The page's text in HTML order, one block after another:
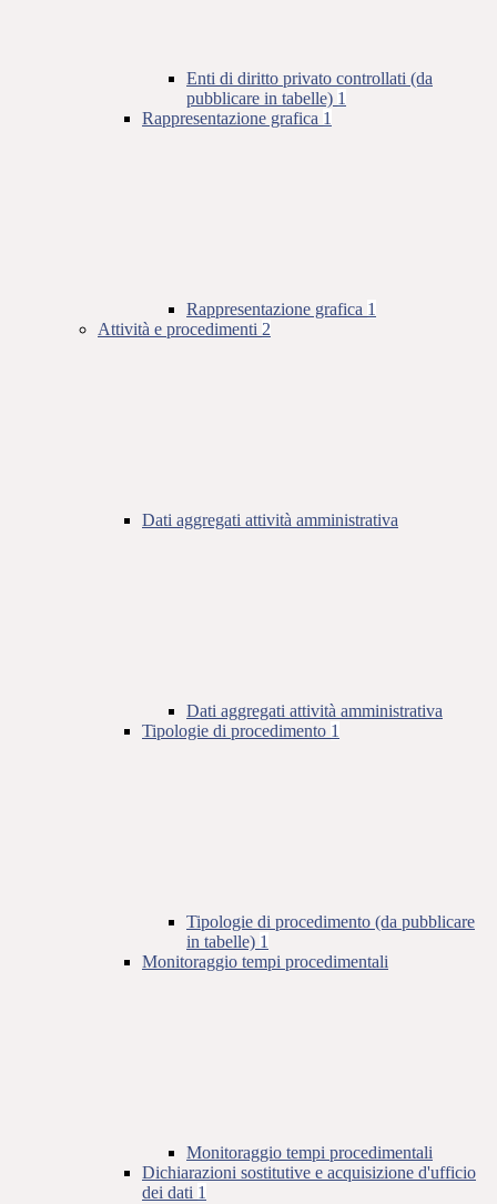
Enti di diritto privato controllati (da
pubblicare in tabelle) 1
Rappresentazione grafica 1
Rappresentazione grafica 1
Attività e procedimenti 2
Dati aggregati attività amministrativa
Dati aggregati attività amministrativa
Tipologie di procedimento 1
Tipologie di procedimento (da pubblicare
in tabelle) 1
Monitoraggio tempi procedimentali
Monitoraggio tempi procedimentali
Dichiarazioni sostitutive e acquisizione d'ufficio
dei dati 1